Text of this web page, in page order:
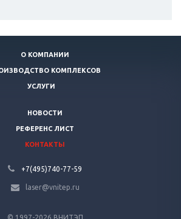
О КОМПАНИИ
КОМПЛЕКСОВ
УСЛУГИ
НОВОСТИ
РЕФЕРЕНС ЛИСТ
КОНТАКТЫ
+7(495)740-77-59
laser@vnitep.ru